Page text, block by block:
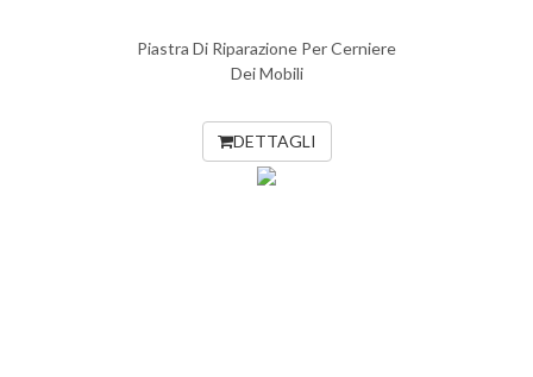
Piastra Di Riparazione Per Cerniere
Dei Mobili
DETTAGLI